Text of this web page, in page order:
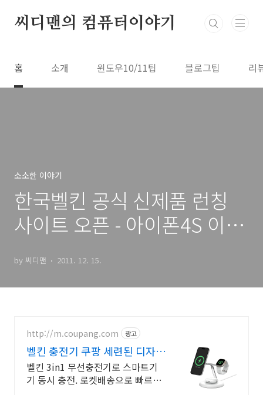
씨디맨의 컴퓨터이야기
홈 소개 윈도우10/11팁 블로그팁 리
소소한 이야기
한국벨킨 공식 신제품 런칭
사이트 오픈 - 아이폰4S 이쁜
by 씨디맨 2011. 12. 15.
http://m.coupang.com 광고
벨킨 충전기 쿠팡 세련된 디자인
충전
벨킨 3in1 무선충전기로 스마트기
기 동시 충전. 로켓배송으로 빠르게!